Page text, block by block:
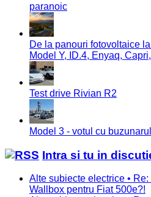
paranoic
De la panouri fotovoltaice
Model Y, ID.4, Enyaq,
Test drive Rivian R2
Model 3 - votul cu
Intra si tu in
Alte subiecte electrice •
Wallbox pentru Fiat 500e?!